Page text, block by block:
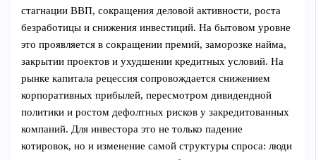
стагнации ВВП, сокращения деловой активности, роста
безработицы и снижения инвестиций. На бытовом уровне
это проявляется в сокращении премий, заморозке найма,
закрытии проектов и ухудшении кредитных условий. На
рынке капитала рецессия сопровождается снижением
корпоративных прибылей, пересмотром дивидендной
политики и ростом дефолтных рисков у закредитованных
компаний. Для инвестора это не только падение
котировок, но и изменение самой структуры спроса: люди